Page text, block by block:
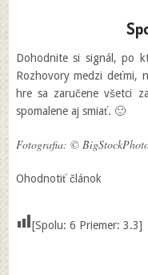
Dohodnite si signál, po
Rozhovory medzi deťmi,
hre sa zaručene všetci
spomalene aj smiať. 🙂
Fotografia: ©
Ohodnotiť článok
[Spolu: 6 Priemer: 3.3]